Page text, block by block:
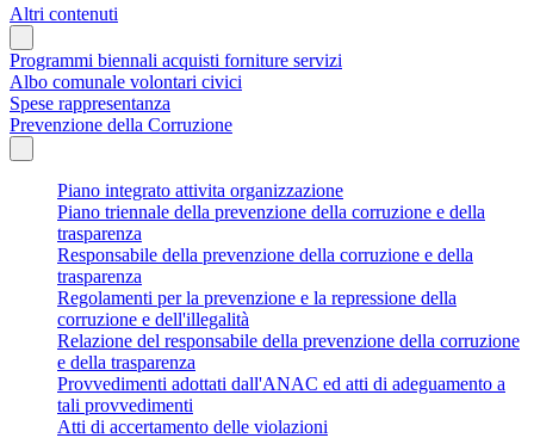
Altri contenuti
Programmi biennali acquisti forniture servizi
Albo comunale volontari civici
Spese rappresentanza
Prevenzione della Corruzione
Piano integrato attivita organizzazione
Piano triennale della prevenzione della corruzione e della
trasparenza
Responsabile della prevenzione della corruzione e della
trasparenza
Regolamenti per la prevenzione e la repressione della
corruzione e dell'illegalità
Relazione del responsabile della prevenzione della corruzione
e della trasparenza
Provvedimenti adottati dall'ANAC ed atti di adeguamento a
tali provvedimenti
Atti di accertamento delle violazioni